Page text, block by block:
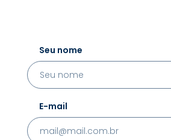
Seu nome
E-mail